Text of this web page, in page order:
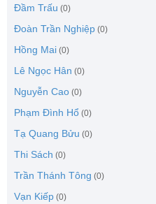
Đầm Trấu (0)
Đoàn Trần Nghiệp (0)
Hồng Mai (0)
Lê Ngọc Hân (0)
Nguyễn Cao (0)
Phạm Đình Hổ (0)
Tạ Quang Bửu (0)
Thi Sách (0)
Trần Thánh Tông (0)
Vạn Kiếp (0)